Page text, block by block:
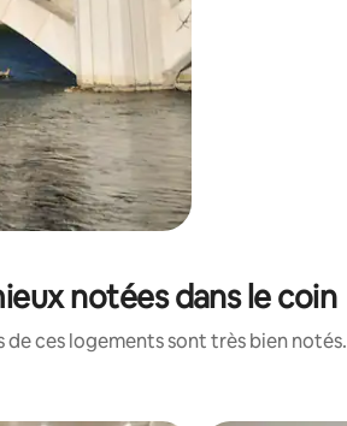
notées dans le coin
ces logements sont très bien notés.